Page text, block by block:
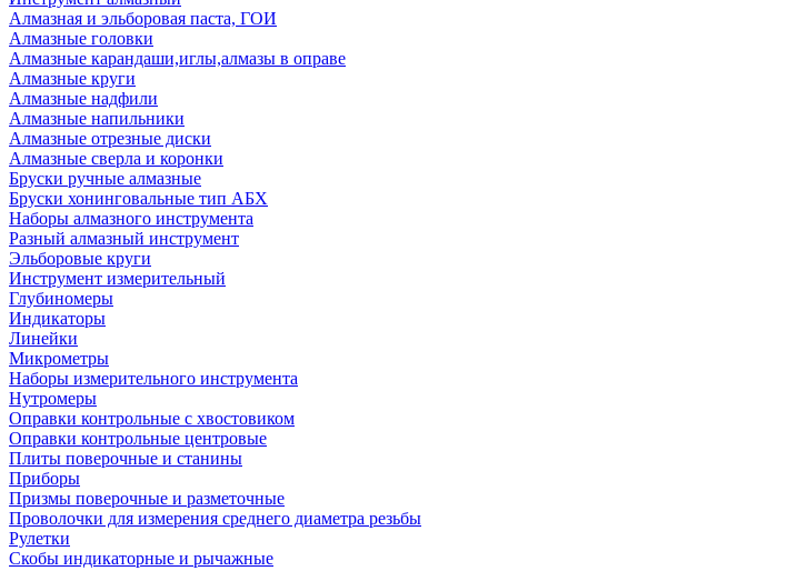
Алмазная и эльборовая паста, ГОИ
Алмазные головки
Алмазные карандаши,иглы,алмазы в оправе
Алмазные круги
Алмазные надфили
Алмазные напильники
Алмазные отрезные диски
Алмазные сверла и коронки
Бруски ручные алмазные
Бруски хонинговальные тип АБХ
Наборы алмазного инструмента
Разный алмазный инструмент
Эльборовые круги
Инструмент измерительный
Глубиномеры
Индикаторы
Линейки
Микрометры
Наборы измерительного инструмента
Нутромеры
Оправки контрольные с хвостовиком
Оправки контрольные центровые
Плиты поверочные и станины
Приборы
Призмы поверочные и разметочные
Проволочки для измерения среднего диаметра резьбы
Рулетки
Скобы индикаторные и рычажные